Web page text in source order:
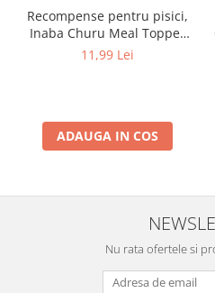
Recompense pentru pisici,
Inaba Churu Meal Topper
Tuna with Salmon Recipe
11,99 Lei
ADAUGA IN COS
Nu rata ofertele si